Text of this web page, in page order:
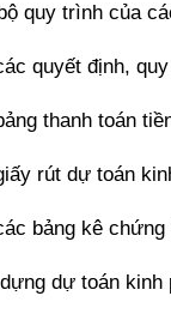
quy trình của
quyết định,
thanh toán
rút dự toán
bảng kê
dự toán